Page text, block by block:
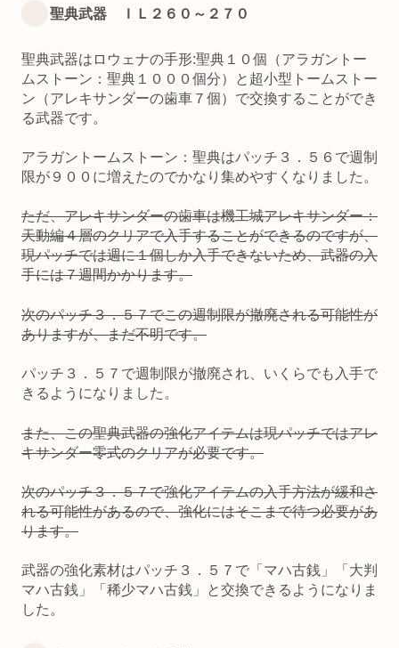
聖典武器 ＩＬ２６０～２７０
聖典武器はロウェナの手形:聖典１０個（アラガントー
ムストーン：聖典１０００個分）と超小型トームストー
ン（アレキサンダーの歯車７個）で交換することができ
る武器です。
アラガントームストーン：聖典はパッチ３．５６で週制
限が９００に増えたのでかなり集めやすくなりました。
ただ、アレキサンダーの歯車は機工城アレキサンダー：
天動編４層のクリアで入手することができるのですが、
現パッチでは週に１個しか入手できないため、武器の入
手には７週間かかります。
次のパッチ３．５７でこの週制限が撤廃される可能性が
ありますが、まだ不明です。
パッチ３．５７で週制限が撤廃され、いくらでも入手で
きるようになりました。
また、この聖典武器の強化アイテムは現パッチではアレ
キサンダー零式のクリアが必要です。
次のパッチ３．５７で強化アイテムの入手方法が緩和さ
れる可能性があるので、強化にはそこまで待つ必要があ
ります。
武器の強化素材はパッチ３．５７で「マハ古銭」「大判
マハ古銭」「稀少マハ古銭」と交換できるようになりま
した。